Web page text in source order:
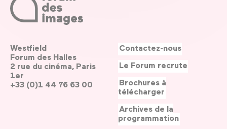
Westfield
Forum des Halles
2 rue du cinéma, Paris
1er
+33 (0)1 44 76 63 00
Contactez-nous
Le Forum recrute
Brochures à
télécharger
Archives de la
programmation